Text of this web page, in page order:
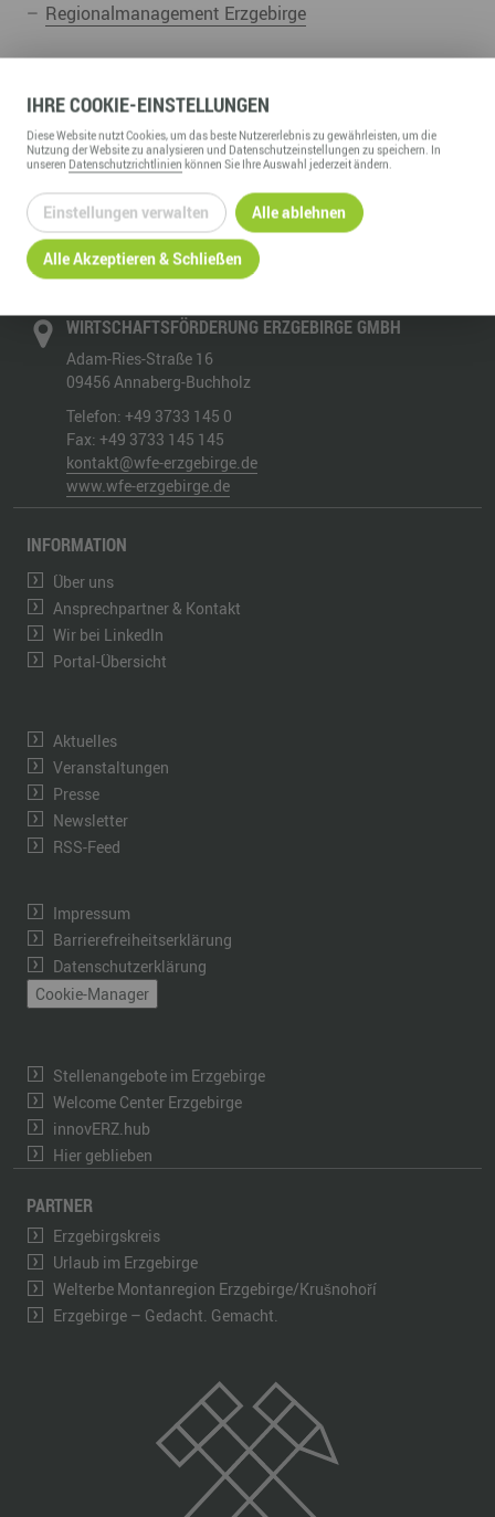
Regionalmanagement Erzgebirge
ZURÜCK ZUR ÜBERSICHT
WIRTSCHAFTSFÖRDERUNG ERZGEBIRGE GMBH
Adam-Ries-Straße 16
09456 Annaberg-Buchholz
Telefon: +49 3733 145 0
Fax: +49 3733 145 145
kontakt@wfe-erzgebirge.de
www.wfe-erzgebirge.de
INFORMATION
Über uns
Ansprechpartner & Kontakt
Wir bei LinkedIn
Portal-Übersicht
Aktuelles
Veranstaltungen
Presse
Newsletter
RSS-Feed
Impressum
Barrierefreiheitserklärung
Datenschutzerklärung
Cookie-Manager
Stellenangebote im Erzgebirge
Welcome Center Erzgebirge
innovERZ.hub
Hier geblieben
PARTNER
Erzgebirgskreis
Urlaub im Erzgebirge
Welterbe Montanregion Erzgebirge/Krušnohoří
Erzgebirge – Gedacht. Gemacht.
IHRECOOKIE-EINSTELLUNGEN
DieseWebsitenutzt Cookies, um das beste Nutzererlebnis zu gewährleisten, um die
Nutzung derWebsitezu analysieren und Datenschutzeinstellungen zu speichern. In
unseren Datenschutzrichtlinien können Sie Ihre Auswahl jederzeit ändern.
Einstellungen verwalten Alle ablehnen
Alle Akzeptieren & Schließen